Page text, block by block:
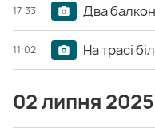
17:33 Два
11:02 На трасі
02 липня 2025